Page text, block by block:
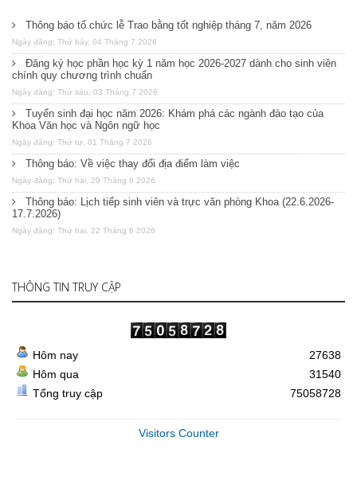
Thông báo tổ chức lễ Trao bằng tốt nghiệp tháng 7, năm 2026
Ngày đăng: Thứ bảy, 04 Tháng 7 2026
Đăng ký học phần học kỳ 1 năm học 2026-2027 dành cho sinh viên
chính quy chương trình chuẩn
Ngày đăng: Thứ sáu, 03 Tháng 7 2026
Tuyển sinh đại học năm 2026: Khám phá các ngành đào tạo của
Khoa Văn học và Ngôn ngữ học
Ngày đăng: Thứ tư, 01 Tháng 7 2026
Thông báo: Về việc thay đổi địa điểm làm việc
Ngày đăng: Thứ hai, 29 Tháng 6 2026
Thông báo: Lịch tiếp sinh viên và trực văn phòng Khoa (22.6.2026-
17.7.2026)
Ngày đăng: Thứ hai, 22 Tháng 6 2026
THÔNG TIN TRUY CẬP
Hôm nay
Hôm qua
Tổng truy cập
27638
31540
75058728
Visitors Counter